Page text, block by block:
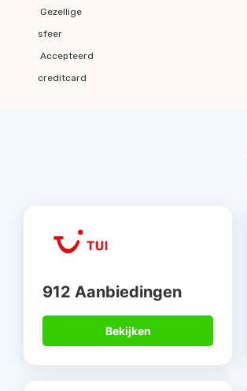
Gezellige
sfeer
Accepteerd
creditcard
912 Aanbiedingen
Bekijken